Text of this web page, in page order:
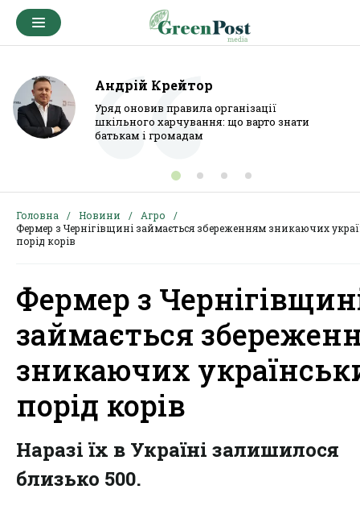
Андрій Крейтор
Уряд оновив правила організації
шкільного харчування: що варто знати
батькам і громадам
Головна Новини
Агро
Фермер з Чернігівщині займається збереженням зникаючих
порід корів
Фермер з
займається
зникаючих
порід корів
Наразі їх в Україні залишилося
близько 500.